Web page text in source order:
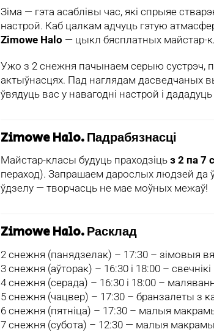
Зіма — гэта асаблівы час, які спрыяе
настрой. Каб цалкам адчуць гэтую
Zimowe Halo — цыкл бясплатных майстар-
Ужо з 2 снежня пачынаем серыю сустрэч,
актыўнасцях. Пад наглядам дасведчаных
ўвядуць вас у навагодні настрой і
Zimowe Halo. Падрабязнасці
Майстар-класы будуць праходзіць з 2 па 7
пераход). Запрашаем дарослых людзей да
ўдзелу — творчасць не мае моўных межаў!
Zimowe Halo. Расклад
2 снежня (панядзелак) – 17:30 – зімовыя
3 снежня (аўторак) – 16:30 і 18:00 –
4 снежня (серада) – 16:30 і 18:00 –
5 снежня (чацвер) – 17:30 – бранзалеты з
6 снежня (пятніца) – 17:30 – малыя
7 снежня (субота) – 12:30 — малыя